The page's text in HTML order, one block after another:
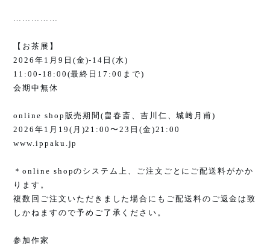
……………
【お茶展】
2026年 1 月 9 日 (金)-14 日(水)
11:00-18:00(最終日 17:00 まで)
会期中無休
online shop 販売期間( 畠春斎、吉川仁、城﨑月甫)
2026年 1 月 19( 月 )21:00〜 23 日 (金)21:00
www.ippaku.jp
＊online shopのシステム上、ご注文ごとにご配送料がかか
ります。
複数回ご注文いただきました場合にもご配送料のご返金は致
しかねますので予めご了承ください。
参加作家